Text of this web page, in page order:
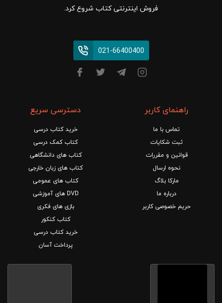
فروش اینترنتی کتاب شروع کرد.
021-66400400
راهنمای کاربر
تماس با ما
ثبت شکایات
قوانین و مقررات
نحوه ارسال
مارکا بلاگ
درباره ما
حریم خصوصی کاربر
دسترسی سریع
خرید کتاب درسی
کتاب کمک درسی
کتاب های دانشگاهی
کتاب های زبان خارجی
کتاب های عمومی
DVD های آموزشی
بازی های فکری
کتاب کنکور
خرید کتاب درسی
پرداخت آسان